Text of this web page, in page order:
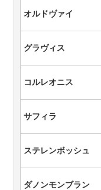
オルドヴァイ
グラヴィス
コルレオニス
サフィラ
ステレンボッシュ
ダノンモンブラン